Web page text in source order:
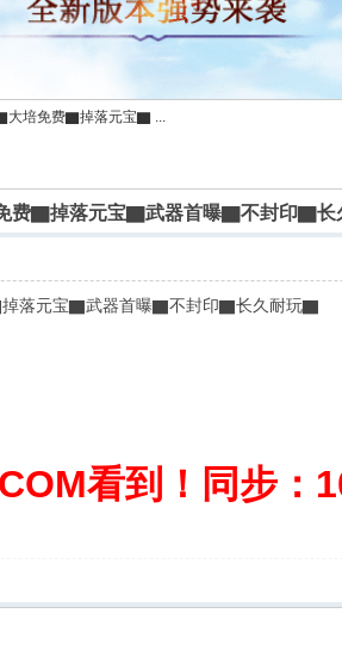
大培免费▇掉落元宝▇ ...
费▇掉落元宝▇武器首曝▇不封印▇
落元宝▇武器首曝▇不封印▇长久耐玩▇
看到！同步：